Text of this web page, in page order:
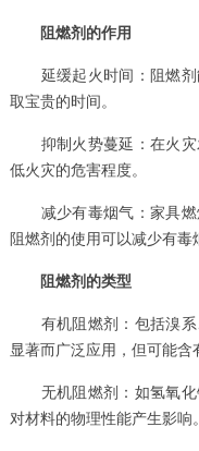
阻燃剂的作用
延缓起火时间：阻燃剂
取宝贵的时间。
抑制火势蔓延：在火灾
低火灾的危害程度。
减少有毒烟气：家具燃
阻燃剂的使用可以减少有毒
阻燃剂的类型
有机阻燃剂：包括溴系
显著而广泛应用，但可能含
无机阻燃剂：如氢氧化
对材料的物理性能产生影响。